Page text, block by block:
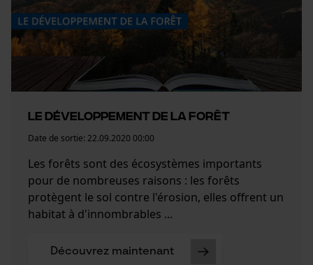
Le développement de la forêt
Date de sortie: 22.09.2020 00:00
Les forêts sont des écosystèmes importants
pour de nombreuses raisons : les forêts
protègent le sol contre l'érosion, elles offrent un
habitat à d'innombrables ...
Découvrez maintenant